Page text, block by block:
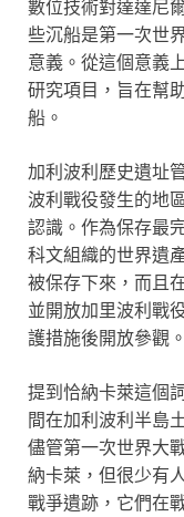
數位技術對達達尼
些沉船是第一次世
意義。從這個意義
研究項目，旨在幫
船。
加利波利歷史遺址
波利戰役發生的地
認識。作為保存最
科文組織的世界遺
被保存下來，而且
並開放加里波利戰
護措施後開放參觀。
提到恰納卡萊這個
間在加利波利半島
儘管第一次世界大
納卡萊，但很少有
戰爭遺跡，它們在